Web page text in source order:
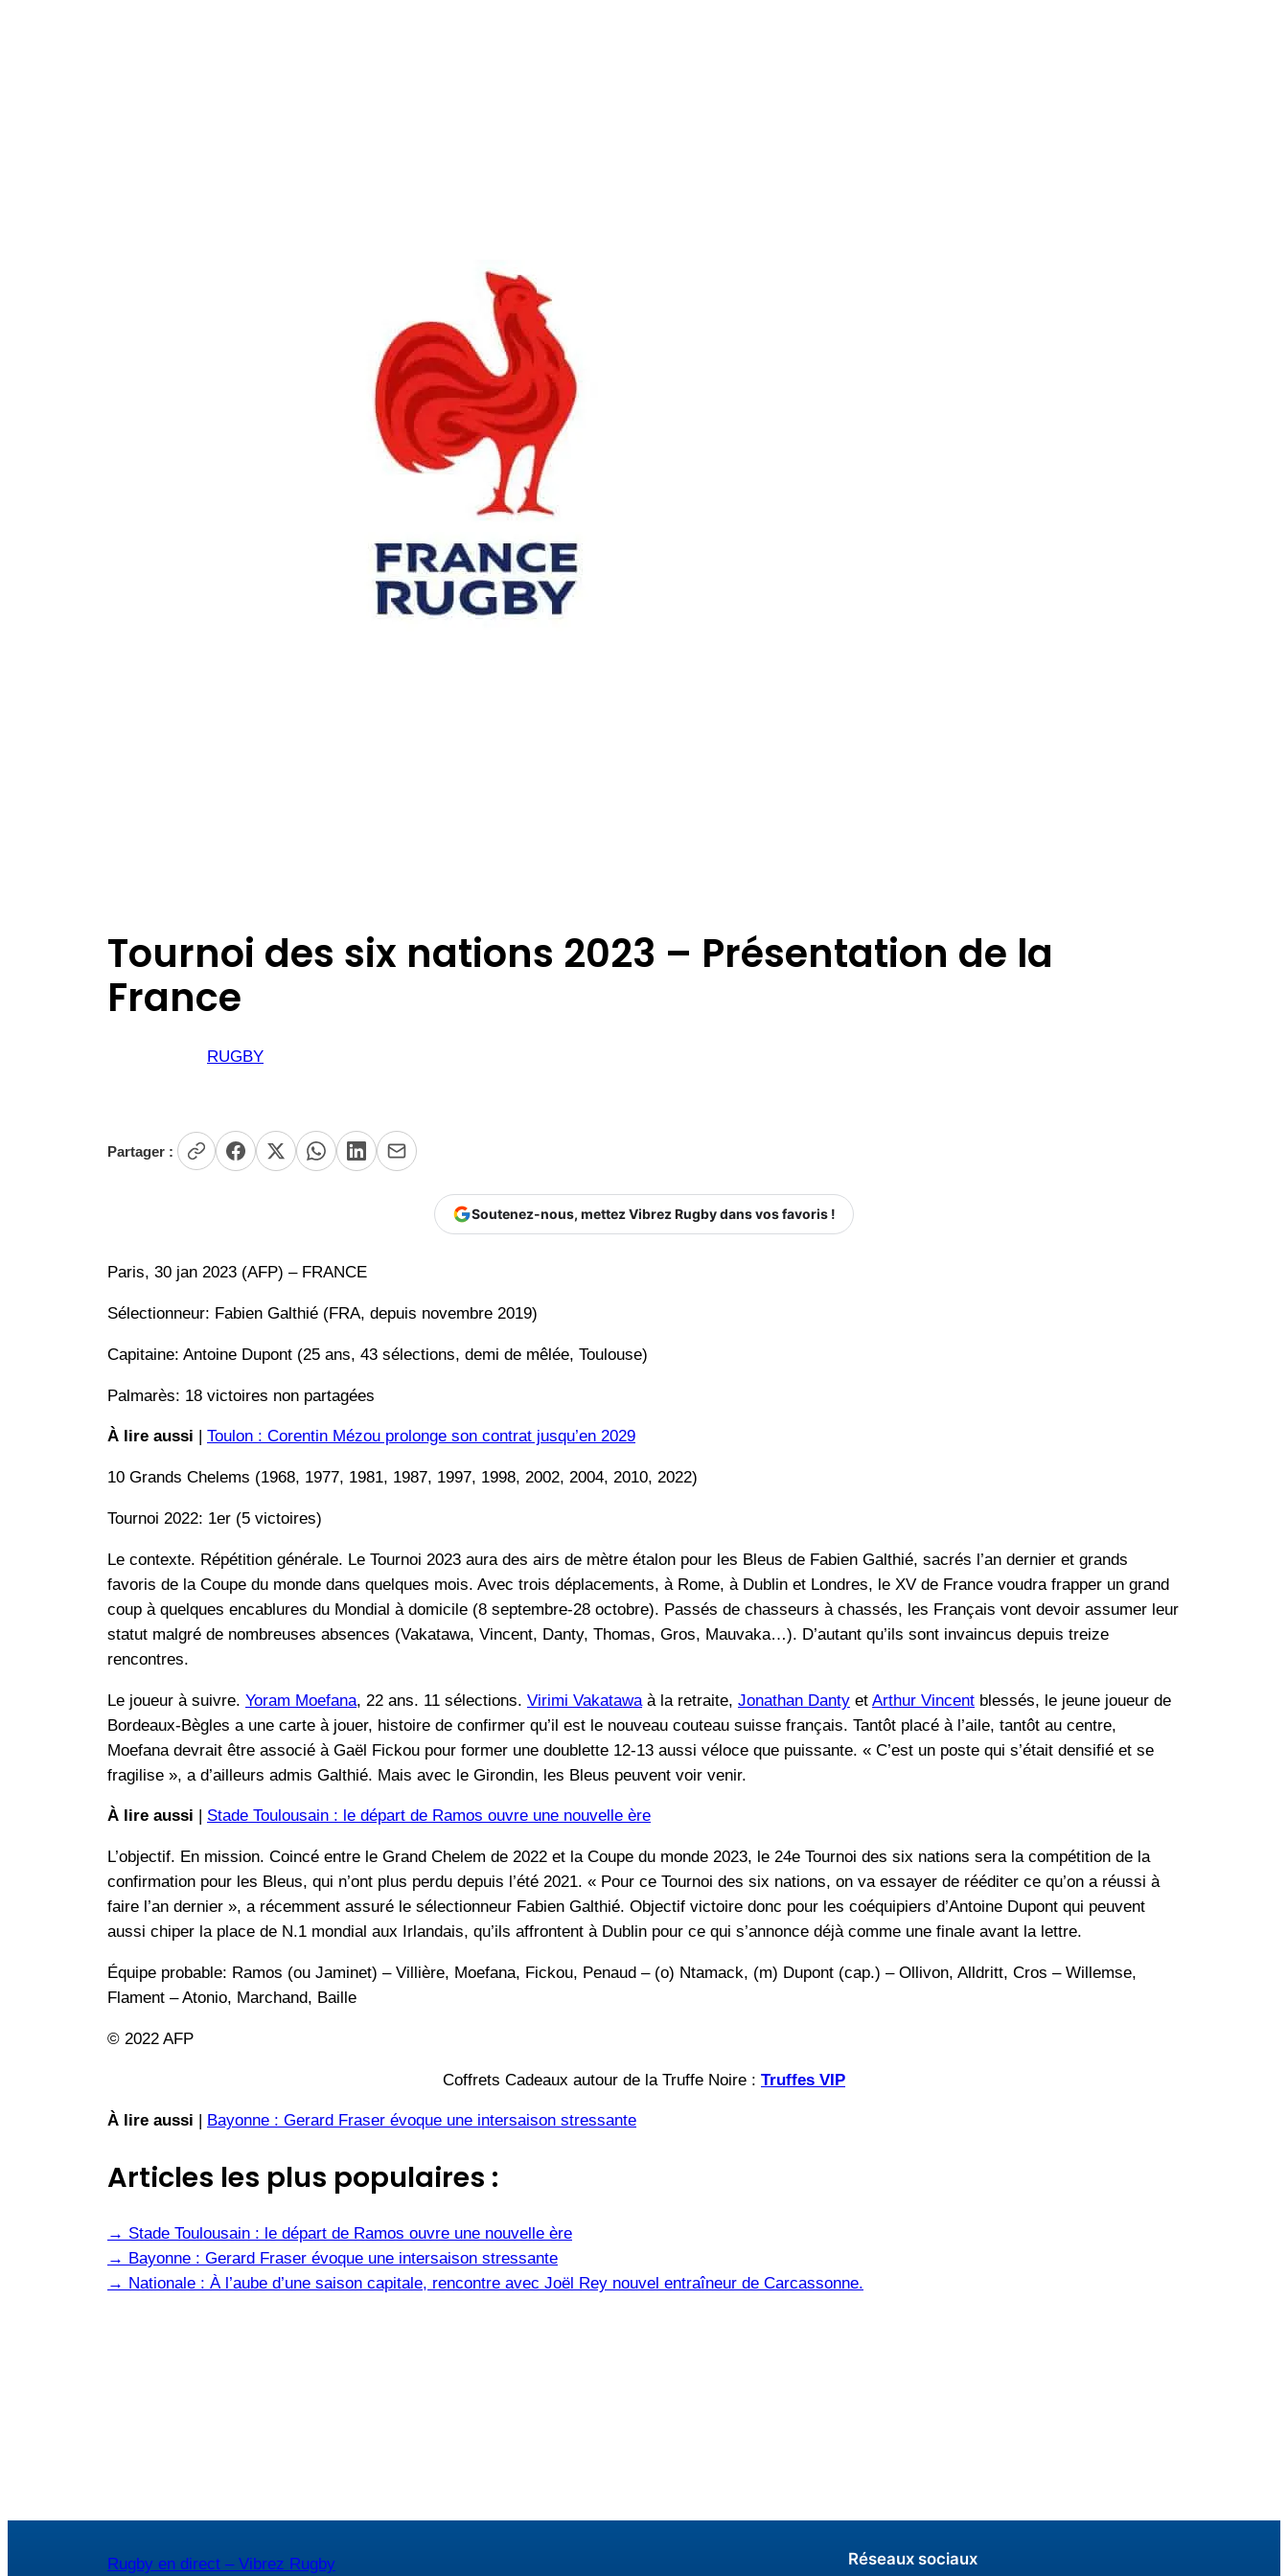
Tournoi des six nations 2023 – Présentation de la
France
RUGBY
Partager :
Soutenez-nous, mettez Vibrez Rugby dans vos favoris !
Paris, 30 jan 2023 (AFP) – FRANCE
Sélectionneur: Fabien Galthié (FRA, depuis novembre 2019)
Capitaine: Antoine Dupont (25 ans, 43 sélections, demi de mêlée, Toulouse)
Palmarès: 18 victoires non partagées
À lire aussi Toulon : Corentin Mézou prolonge son contrat jusqu’en 2029
10 Grands Chelems (1968, 1977, 1981, 1987, 1997, 1998, 2002, 2004, 2010, 2022)
Tournoi 2022: 1er (5 victoires)
Le contexte. Répétition générale. Le Tournoi 2023 aura des airs de mètre étalon pour les Bleus de Fabien Galthié, sacrés l’an dernier et grands
favoris de la Coupe du monde dans quelques mois. Avec trois déplacements, à Rome, à Dublin et Londres, le XV de France voudra frapper un grand
coup à quelques encablures du Mondial à domicile (8 septembre-28 octobre). Passés de chasseurs à chassés, les Français vont devoir assumer leur
statut malgré de nombreuses absences (Vakatawa, Vincent, Danty, Thomas, Gros, Mauvaka…). D’autant qu’ils sont invaincus depuis treize
rencontres.
Le joueur à suivre. Yoram Moefana, 22 ans. 11 sélections. Virimi Vakatawa à la retraite, Jonathan Danty et Arthur Vincent blessés, le jeune joueur de
Bordeaux-Bègles a une carte à jouer, histoire de confirmer qu’il est le nouveau couteau suisse français. Tantôt placé à l’aile, tantôt au centre,
Moefana devrait être associé à Gaël Fickou pour former une doublette 12-13 aussi véloce que puissante. « C’est un poste qui s’était densifié et se
fragilise », a d’ailleurs admis Galthié. Mais avec le Girondin, les Bleus peuvent voir venir.
À lire aussi Stade Toulousain : le départ de Ramos ouvre une nouvelle ère
L’objectif. En mission. Coincé entre le Grand Chelem de 2022 et la Coupe du monde 2023, le 24e Tournoi des six nations sera la compétition de la
confirmation pour les Bleus, qui n’ont plus perdu depuis l’été 2021. « Pour ce Tournoi des six nations, on va essayer de rééditer ce qu’on a réussi à
faire l’an dernier », a récemment assuré le sélectionneur Fabien Galthié. Objectif victoire donc pour les coéquipiers d’Antoine Dupont qui peuvent
aussi chiper la place de N.1 mondial aux Irlandais, qu’ils affrontent à Dublin pour ce qui s’annonce déjà comme une finale avant la lettre.
Équipe probable: Ramos (ou Jaminet) – Villière, Moefana, Fickou, Penaud – (o) Ntamack, (m) Dupont (cap.) – Ollivon, Alldritt, Cros – Willemse,
Flament – Atonio, Marchand, Baille
© 2022 AFP
Coffrets Cadeaux autour de la Truffe Noire : Truffes VIP
À lire aussi Bayonne : Gerard Fraser évoque une intersaison stressante
Articles les plus populaires :
→ Stade Toulousain : le départ de Ramos ouvre une nouvelle ère
→ Bayonne : Gerard Fraser évoque une intersaison stressante
→ Nationale : À l’aube d’une saison capitale, rencontre avec Joël Rey nouvel entraîneur de Carcassonne.
Rugby en direct – Vibrez Rugby Réseaux sociaux